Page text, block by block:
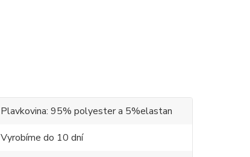
Plavkovina: 95% polyester a 5%elastan
Vyrobíme do 10 dní